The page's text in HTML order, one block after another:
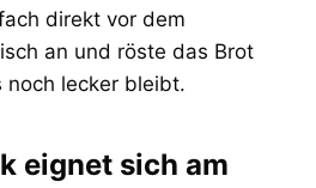
direkt vor dem
an und röste das Brot
noch lecker bleibt.
eignet sich am